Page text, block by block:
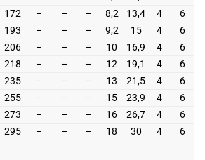
172 – – – 8,2 13,4 4
6
193 – – – 9,2 15 4
6
206 – – – 10 16,9 4
6
218 – – – 12 19,1 4
6
235 – – – 13 21,5 4
6
255 – – – 15 23,9 4
6
273 – – – 16 26,7 4
6
295 – – – 18 30 4 6